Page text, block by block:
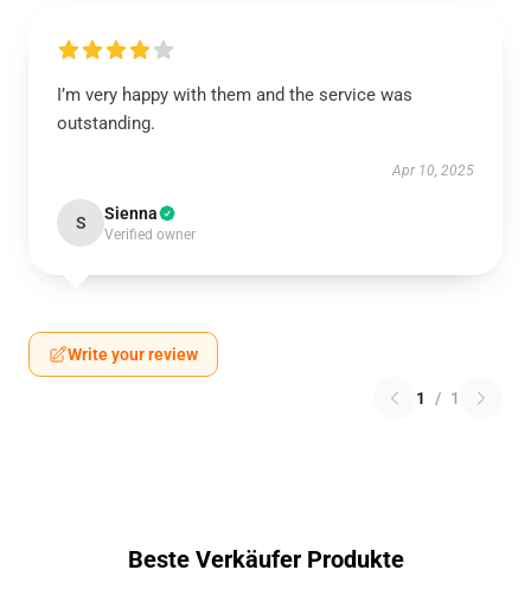
I’m very happy with them and the service was
outstanding.
Apr 10, 2025
S Sienna
Verified owner
Write your review
1 / 1
Beste Verkäufer Produkte